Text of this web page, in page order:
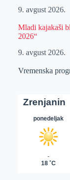
9. avgust 2026.
Mladi kajakaši
2026“
9. avgust 2026.
Vremenska